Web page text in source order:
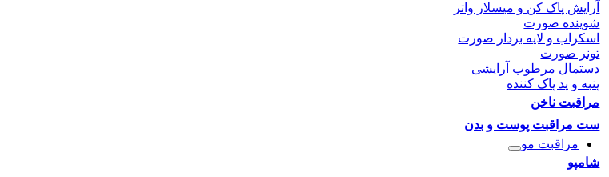
آرایش پاک کن و میسلار واتر
شوینده صورت
اسکراب و لایه بردار صورت
تونر صورت
دستمال مرطوب آرایشی
پنبه و پد پاک کننده
مراقبت ناخن
ست مراقبت پوست و بدن
مراقبت مو
شامپو